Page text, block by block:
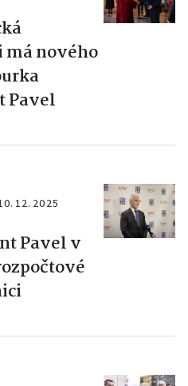
nového
Pavel
12. 2025
Pavel v